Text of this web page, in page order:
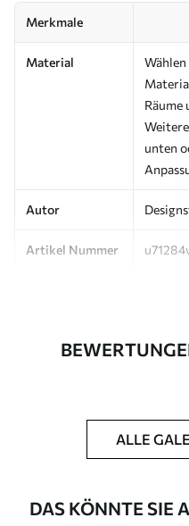
Merkmale
Material
Räume
unten
Autor
Artikel Nummer
Zusätzlich
Verlegemethode
ALLE
DAS KÖNNTE SIE